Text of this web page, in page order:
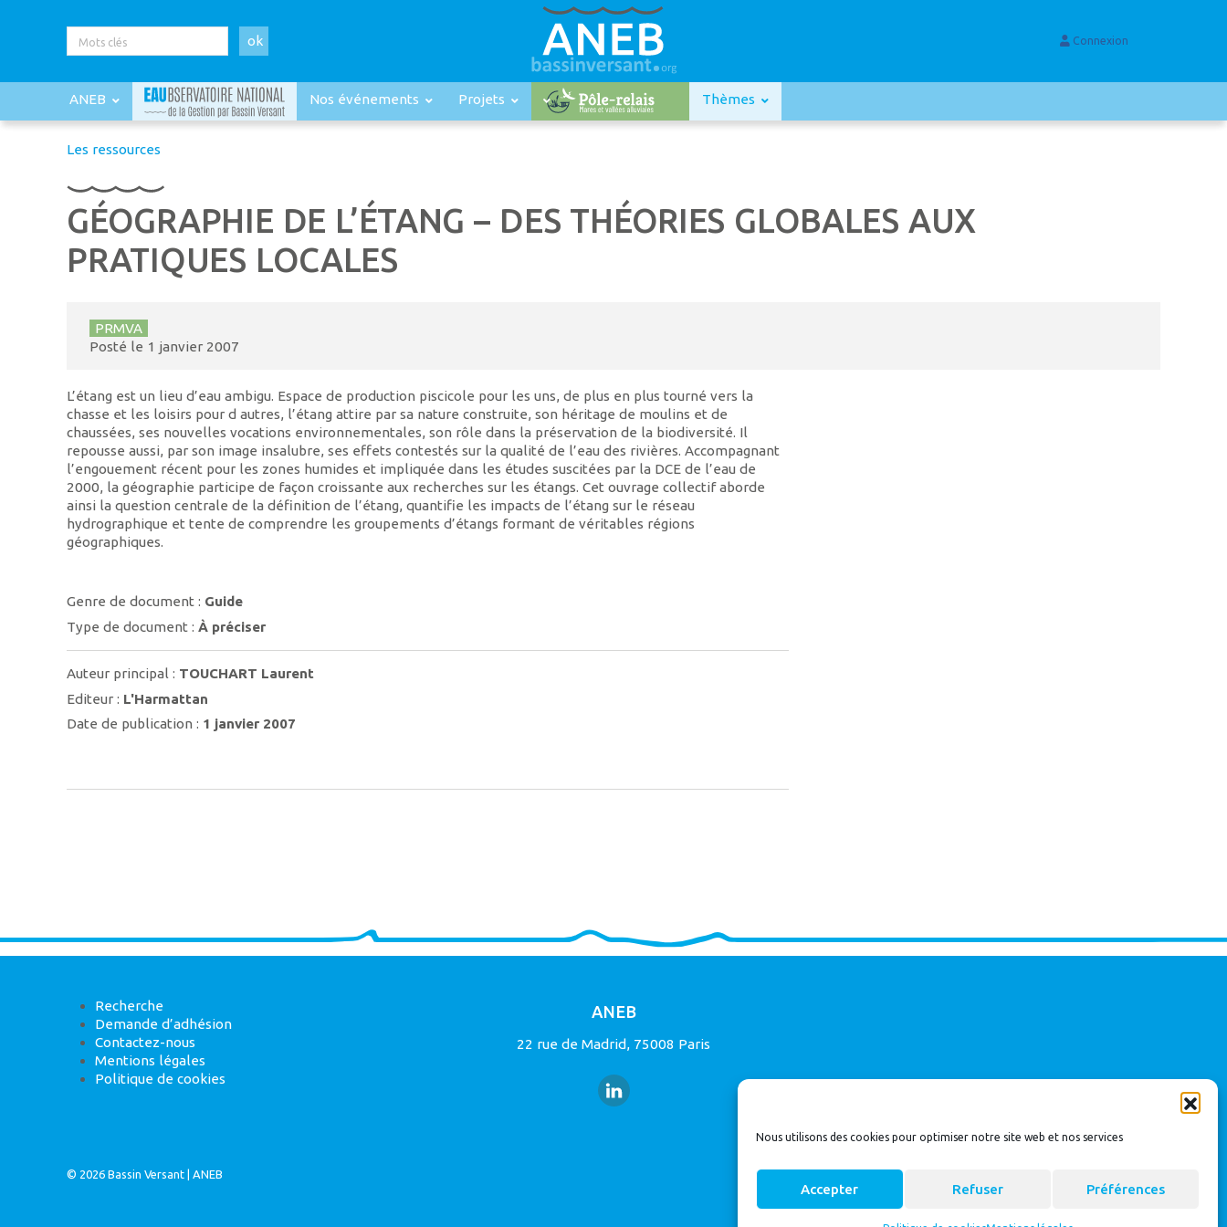
Nous utilisons des cookies pour optimiser notre site web et nos services
Accepter Refuser Préférences
ok Connexion
ANEB Nos événements Projets Thèmes
Les ressources
GÉOGRAPHIE DE L’ÉTANG – DES THÉORIES GLOBALES AUX
PRATIQUES LOCALES
PRMVA
Posté le 1 janvier 2007
L’étang est un lieu d’eau ambigu. Espace de production piscicole pour les uns, de plus en plus tourné vers la
chasse et les loisirs pour d autres, l’étang attire par sa nature construite, son héritage de moulins et de
chaussées, ses nouvelles vocations environnementales, son rôle dans la préservation de la biodiversité. Il
repousse aussi, par son image insalubre, ses effets contestés sur la qualité de l’eau des rivières. Accompagnant
l’engouement récent pour les zones humides et impliquée dans les études suscitées par la DCE de l’eau de
2000, la géographie participe de façon croissante aux recherches sur les étangs. Cet ouvrage collectif aborde
ainsi la question centrale de la définition de l’étang, quantifie les impacts de l’étang sur le réseau
hydrographique et tente de comprendre les groupements d’étangs formant de véritables régions
géographiques.
Genre de document : Guide
Type de document :À préciser
Auteur principal : TOUCHART Laurent
Editeur : L'Harmattan
Date de publication : 1 janvier 2007
Recherche
Demande d’adhésion
Contactez-nous
Mentions légales
Politique de cookies
ANEB
22 rue de Madrid, 75008 Paris
© 2026Bassin Versant |ANEB